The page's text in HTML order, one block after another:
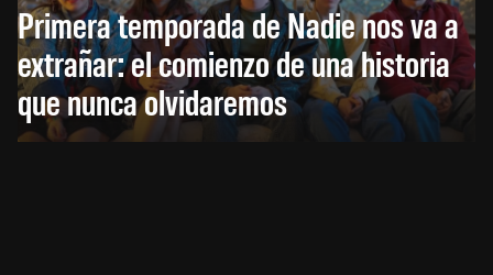
Primera temporada de Nadie nos va a
extrañar: el comienzo de una historia
que nunca olvidaremos